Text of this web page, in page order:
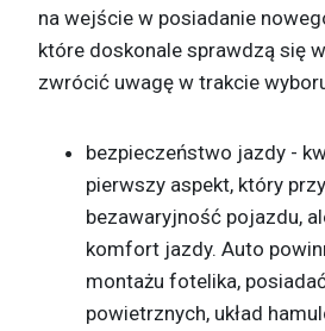
na wejście w posiadanie
które doskonale sprawdzą się
zwrócić uwagę w trakcie
bezpieczeństwo jazdy -
pierwszy aspekt, który
bezawaryjność pojazdu,
komfort jazdy. Auto
montażu fotelika,
powietrznych, układ